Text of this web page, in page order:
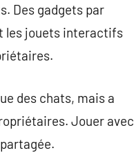
Des gadgets par
les jouets interactifs
des chats, mais a
Jouer avec